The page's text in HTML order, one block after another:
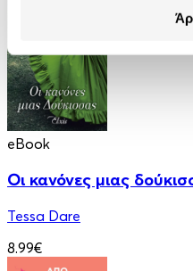
eBook
Οι κανόνες μιας
Tessa Dare
8.99€